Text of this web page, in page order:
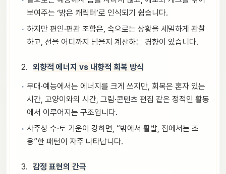
보여주는 ‘밝은 캐릭터’로 인식되기 쉽습니다.
하지만 편인·편관 조합은, 속으로는 상황을 세밀하게 관찰
하고, 선을 어디까지 넘을지 계산하는 경향이 있습니다.
외향적 에너지 vs 내향적 회복 방식
무대·예능에서는 에너지를 크게 쓰지만, 회복은 혼자 있는
시간, 고양이와의 시간, 그림·콘텐츠 편집 같은 정적인 활동
에서 이루어지는 구조입니다.
사주상 수·토 기운이 강하면, “밖에서 활발, 집에서는 조
용”한 패턴이 자주 나타납니다.
감정 표현의 간극